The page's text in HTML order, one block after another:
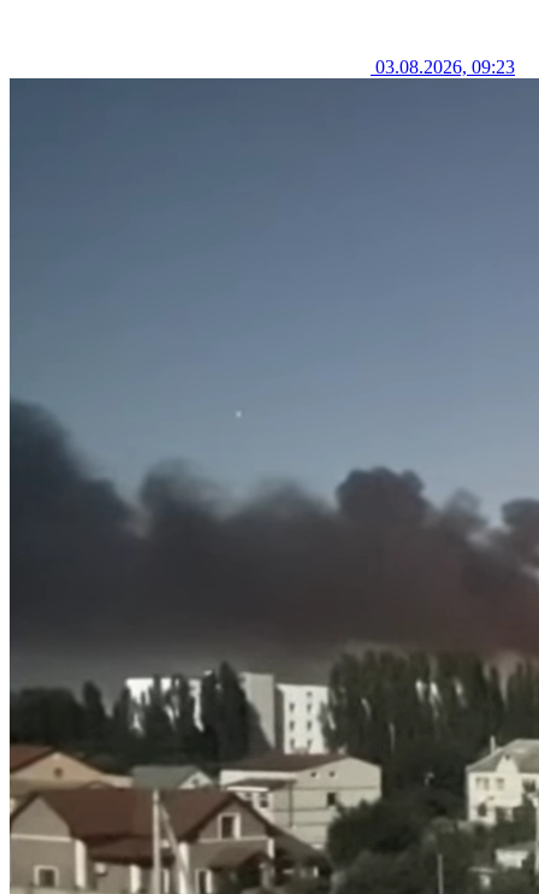
03.08.2026, 09:23